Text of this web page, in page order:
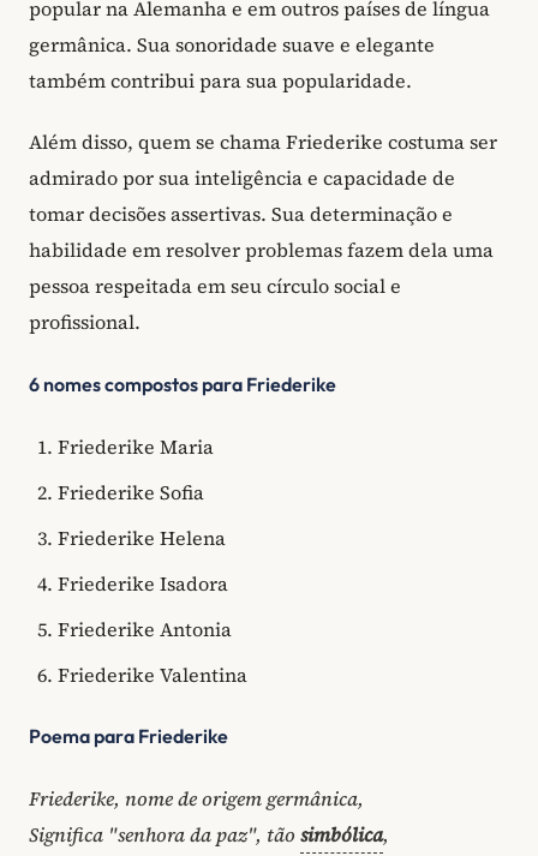
popular na Alemanha e em outros países de língua
germânica. Sua sonoridade suave e elegante
também contribui para sua popularidade.
Além disso, quem se chama Friederike costuma ser
admirado por sua inteligência e capacidade de
tomar decisões assertivas. Sua determinação e
habilidade em resolver problemas fazem dela uma
pessoa respeitada em seu círculo social e
profissional.
6 nomes compostos para Friederike
Friederike Maria
Friederike Sofia
Friederike Helena
Friederike Isadora
Friederike Antonia
Friederike Valentina
Poema para Friederike
Friederike, nome de origem germânica,
Significa "senhora da paz", tão simbólica,